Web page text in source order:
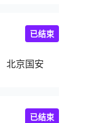
北京国安
已结束
已结束